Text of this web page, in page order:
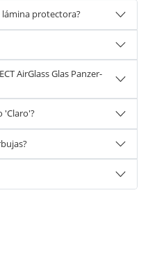
lámina protectora?
AirGlass Glas Panzer-
'Claro'?